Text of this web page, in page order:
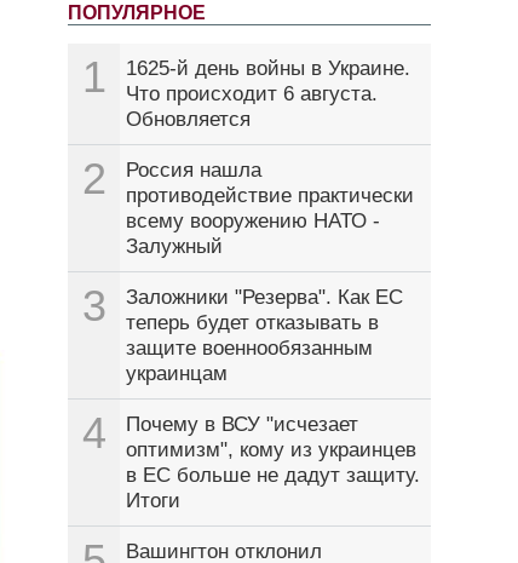
ПОПУЛЯРНОЕ
1
1625-й день войны в Украине.
Что происходит 6 августа.
Обновляется
2
Россия нашла
противодействие практически
всему вооружению НАТО -
Залужный
3
Заложники "Резерва". Как ЕС
теперь будет отказывать в
защите военнообязанным
украинцам
4
Почему в ВСУ "исчезает
оптимизм", кому из украинцев
в ЕС больше не дадут защиту.
Итоги
Вашингтон отклонил